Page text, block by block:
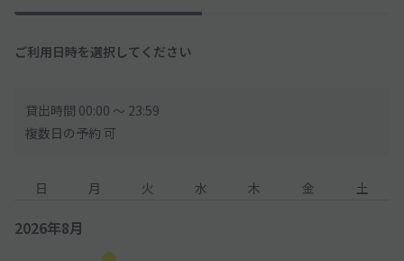
ご利用日時を選択してください
貸出時間 00:00 〜 23:59
複数日の予約 可
日 月 火 水 木 金 土
2026年8月